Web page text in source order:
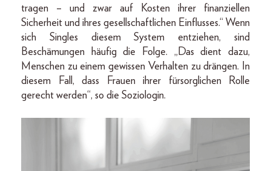
tragen – und zwar auf Kosten ihrer finanziellen
Sicherheit und ihres gesellschaftlichen Einflusses.“ Wenn
sich Singles diesem System entziehen, sind
Beschämungen häufig die Folge. „Das dient dazu,
Menschen zu einem gewissen Verhalten zu drängen. In
diesem Fall, dass Frauen ihrer fürsorglichen Rolle
gerecht werden“, so die Soziologin.